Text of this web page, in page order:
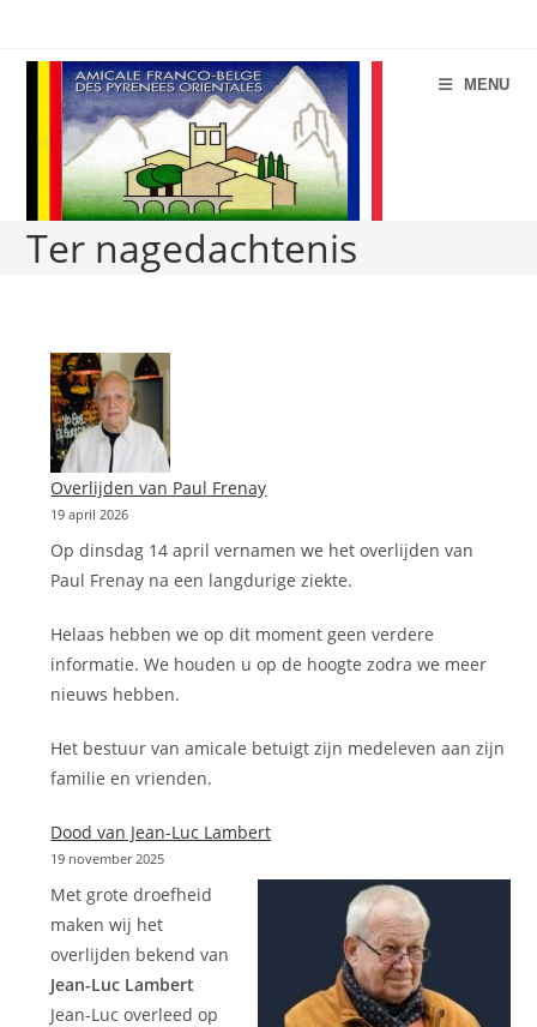
MENU
Ter nagedachtenis
Overlijden van Paul Frenay
19 april 2026
Op dinsdag 14 april vernamen we het overlijden van
Paul Frenay na een langdurige ziekte.
Helaas hebben we op dit moment geen verdere
informatie. We houden u op de hoogte zodra we meer
nieuws hebben.
Het bestuur van amicale betuigt zijn medeleven aan zijn
familie en vrienden.
Dood van Jean-Luc Lambert
19 november 2025
Met grote droefheid
maken wij het
overlijden bekend van
Jean-Luc Lambert
Jean-Luc overleed op